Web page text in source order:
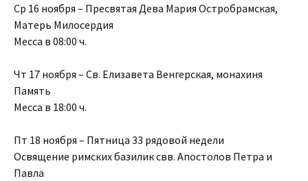
Ср 16 ноября – Пресвятая Дева Мария Остробрамская,
Матерь Милосердия
Месса в 08:00 ч.
Чт 17 ноября – Св. Елизавета Венгерская, монахиня
Память
Месса в 18:00 ч.
Пт 18 ноября – Пятница 33 рядовой недели
Освящение римских базилик свв. Апостолов Петра и
Павла